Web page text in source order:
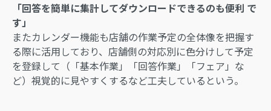
「回答を簡単に集計してダウンロードできるのも便利 で
す」
またカレンダー機能も店舗の作業予定の全体像を把握す
る際に活用しており、店舗側の対応別に色分けして予定
を登録して（「基本作業」「回答作業」「フェア」な
ど）視覚的に見やすくするなど工夫しているという。